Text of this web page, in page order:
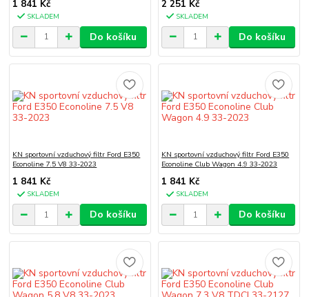
1 841 Kč
SKLADEM
Do košíku
2 251 Kč
SKLADEM
Do košíku
KN sportovní vzduchový filtr Ford E350
Econoline 7.5 V8 33-2023
1 841 Kč
SKLADEM
Do košíku
KN sportovní vzduchový filtr Ford E350
Econoline Club Wagon 4.9 33-2023
1 841 Kč
SKLADEM
Do košíku